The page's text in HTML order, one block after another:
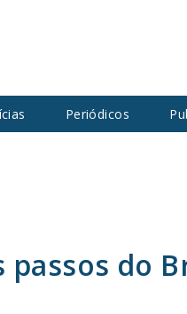
Periódicos
do